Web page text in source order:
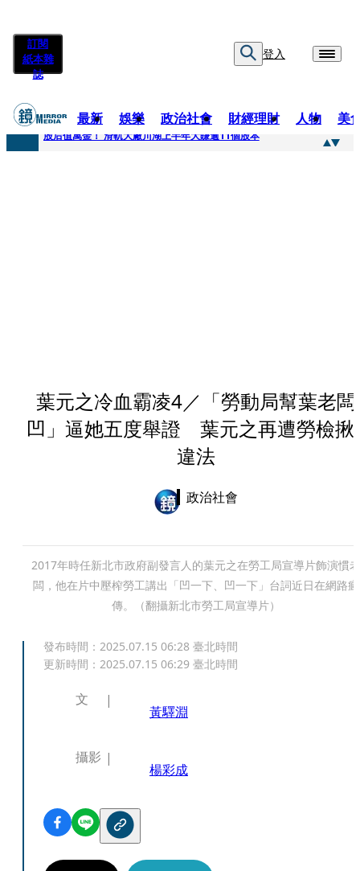
訂閱
紙本雜
誌
登入
最新 娛樂 政治社會 財經理財 人物 美
快訊
股后值萬金！ 滑軌大廠川湖上半年大賺逾11個股本
葉元之冷血霸凌4／「勞動局幫葉老闆
凹」逼她五度舉證 葉元之再遭勞檢揪
違法
政治社會
2017年時任新北市政府副發言人的葉元之在勞工局宣導片飾演慣老
闆，他在片中壓榨勞工講出「凹一下、凹一下」台詞近日在網路瘋
傳。（翻攝新北市勞工局宣導片）
發布時間： 2025.07.15 06:28 臺北時間
更新時間： 2025.07.15 06:29 臺北時間
文
黃驛淵
攝影
楊彩成